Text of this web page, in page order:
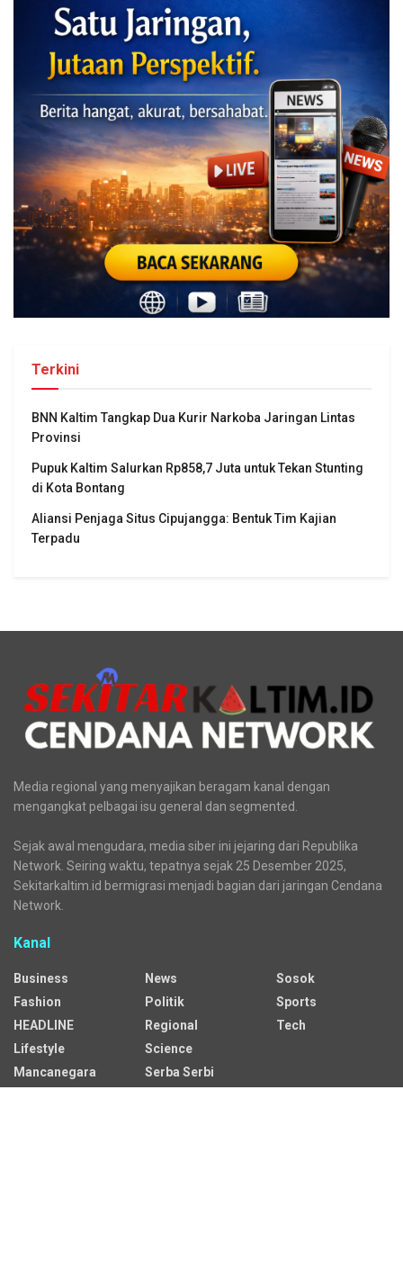
Terkini
BNN Kaltim Tangkap Dua Kurir Narkoba Jaringan Lintas
Provinsi
Pupuk Kaltim Salurkan Rp858,7 Juta untuk Tekan Stunting
di Kota Bontang
Aliansi Penjaga Situs Cipujangga: Bentuk Tim Kajian
Terpadu
Media regional yang menyajikan beragam kanal dengan
mengangkat pelbagai isu general dan segmented.
Sejak awal mengudara, media siber ini jejaring dari Republika
Network. Seiring waktu, tepatnya sejak 25 Desember 2025,
Sekitarkaltim.id bermigrasi menjadi bagian dari jaringan Cendana
Network.
Kanal
Business
Fashion
HEADLINE
Lifestyle
Mancanegara
News
Politik
Regional
Science
Serba Serbi
Sosok
Sports
Tech